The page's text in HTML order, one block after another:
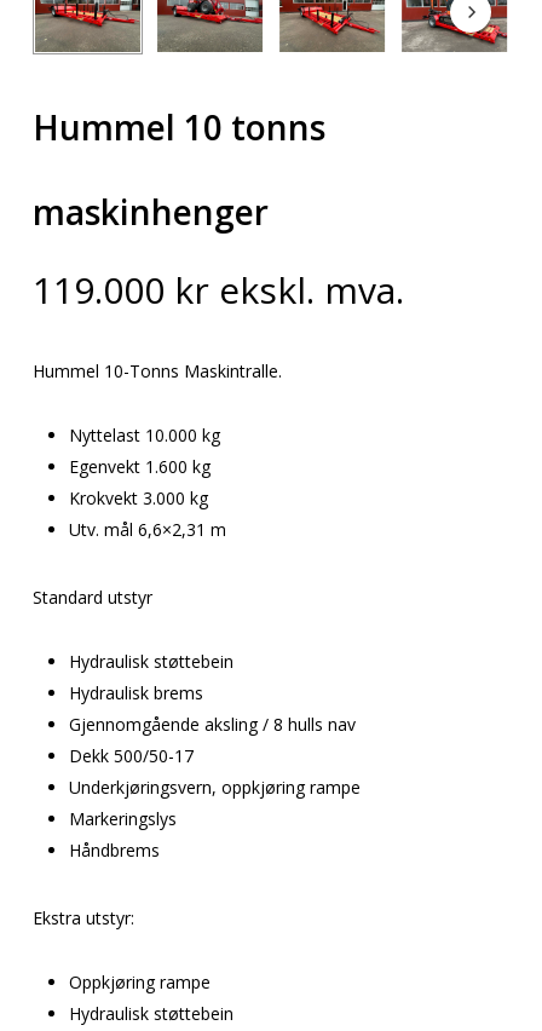
Hummel 10 tonns
maskinhenger
119.000 kr ekskl. mva.
Hummel 10-Tonns Maskintralle.
Nyttelast 10.000 kg
Egenvekt 1.600 kg
Krokvekt 3.000 kg
Utv. mål 6,6×2,31 m
Standard utstyr
Hydraulisk støttebein
Hydraulisk brems
Gjennomgående aksling / 8 hulls nav
Dekk 500/50-17
Underkjøringsvern, oppkjøring rampe
Markeringslys
Håndbrems
Ekstra utstyr:
Oppkjøring rampe
Hydraulisk støttebein